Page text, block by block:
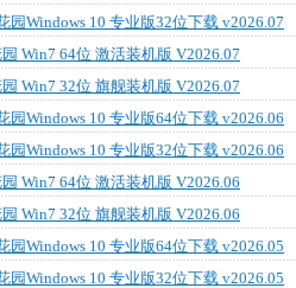
园Windows 10 专业版32位下载 v2026.07
Win7 64位 激活装机版 V2026.07
Win7 32位 旗舰装机版 V2026.07
园Windows 10 专业版64位下载 v2026.06
园Windows 10 专业版32位下载 v2026.06
Win7 64位 激活装机版 V2026.06
Win7 32位 旗舰装机版 V2026.06
园Windows 10 专业版64位下载 v2026.05
园Windows 10 专业版32位下载 v2026.05